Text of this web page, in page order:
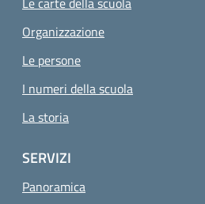
Organizzazione
Le persone
I numeri della scuola
La storia
SERVIZI
Panoramica